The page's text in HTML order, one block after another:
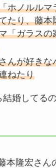
ホノルルマ
たり、藤本
「ガラスの
んが好きな
ねたり
結婚してる
本隆宏さん